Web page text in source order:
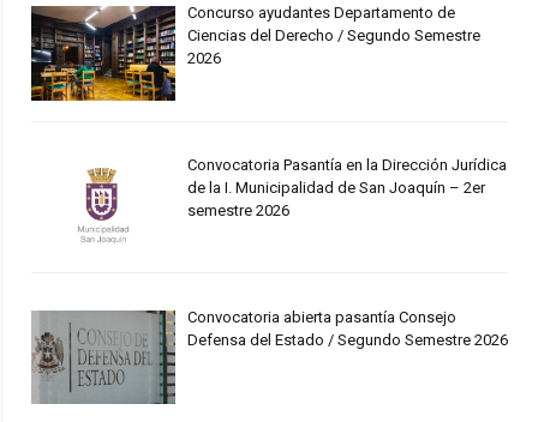
Concurso ayudantes Departamento de
Ciencias del Derecho / Segundo Semestre
2026
Convocatoria Pasantía en la Dirección Jurídica
de la I. Municipalidad de San Joaquín – 2er
semestre 2026
Convocatoria abierta pasantía Consejo
Defensa del Estado / Segundo Semestre 2026